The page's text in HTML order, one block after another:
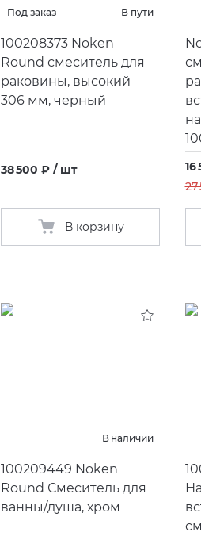
Под заказ В пути
100208373 Noken
Round смеситель для
раковины, высокий
306 мм, черный
38 500 ₽ / шт
В корзину
В наличии
100209449 Noken
Round Смеситель для
ванны/душа, хром